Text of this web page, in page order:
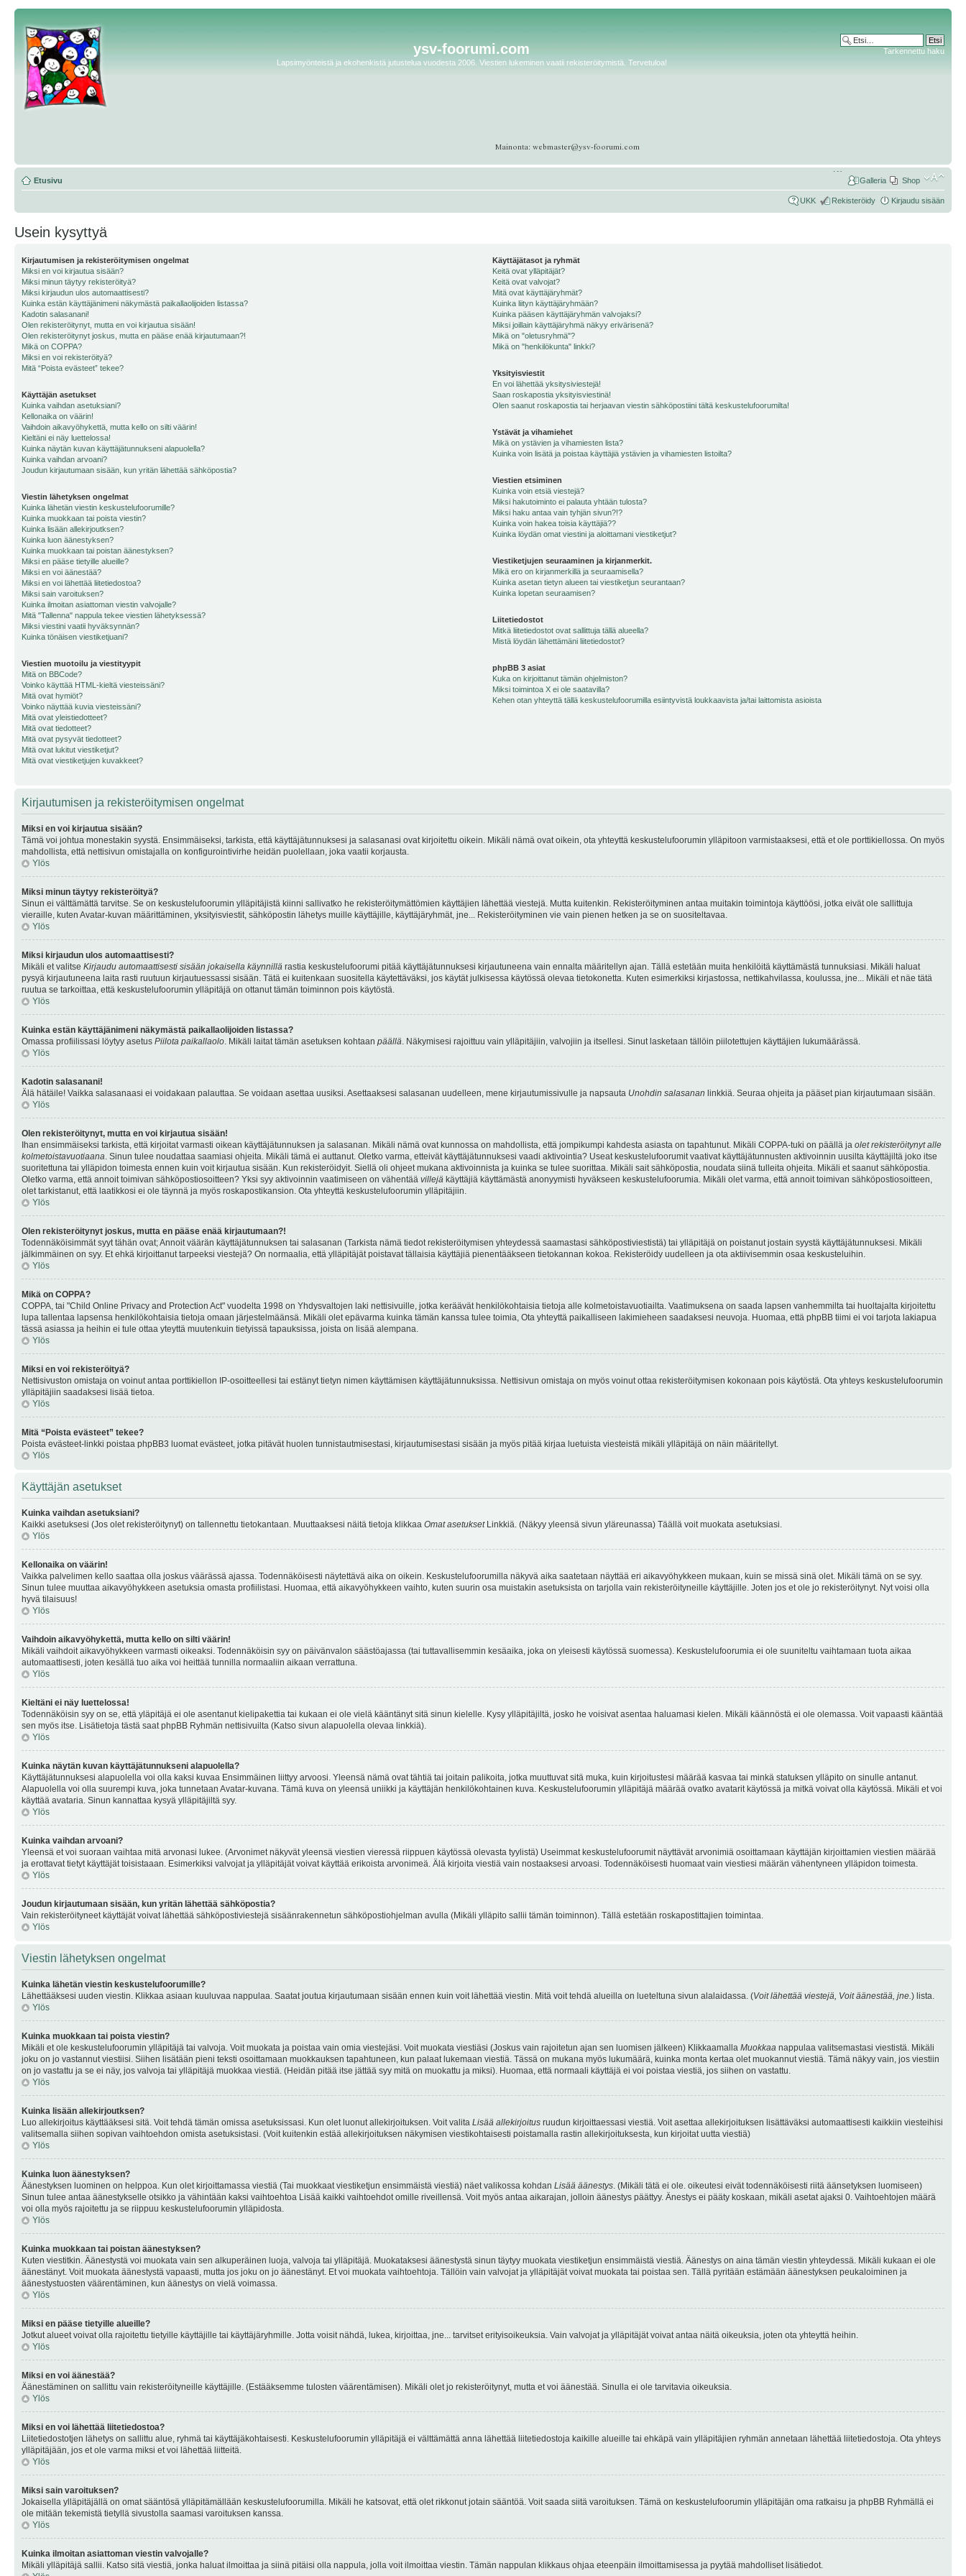
ysv-foorumi.com
Lapsimyönteistä ja ekohenkistä jutustelua vuodesta 2006. Viestien lukeminen vaatii rekisteröitymistä. Tervetuloa!
Tarkennettu haku
Etusivu Shop
Galleria
UKK Rekisteröidy Kirjaudu sisään
Usein kysyttyä
Kirjautumisen ja rekisteröitymisen ongelmat
Miksi en voi kirjautua sisään?
Miksi minun täytyy rekisteröityä?
Miksi kirjaudun ulos automaattisesti?
Kuinka estän käyttäjänimeni näkymästä paikallaolijoiden listassa?
Kadotin salasanani!
Olen rekisteröitynyt, mutta en voi kirjautua sisään!
Olen rekisteröitynyt joskus, mutta en pääse enää kirjautumaan?!
Mikä on COPPA?
Miksi en voi rekisteröityä?
Mitä “Poista evästeet” tekee?
Käyttäjän asetukset
Kuinka vaihdan asetuksiani?
Kellonaika on väärin!
Vaihdoin aikavyöhykettä, mutta kello on silti väärin!
Kieltäni ei näy luettelossa!
Kuinka näytän kuvan käyttäjätunnukseni alapuolella?
Kuinka vaihdan arvoani?
Joudun kirjautumaan sisään, kun yritän lähettää sähköpostia?
Viestin lähetyksen ongelmat
Kuinka lähetän viestin keskustelufoorumille?
Kuinka muokkaan tai poista viestin?
Kuinka lisään allekirjoutksen?
Kuinka luon äänestyksen?
Kuinka muokkaan tai poistan äänestyksen?
Miksi en pääse tietyille alueille?
Miksi en voi äänestää?
Miksi en voi lähettää liitetiedostoa?
Miksi sain varoituksen?
Kuinka ilmoitan asiattoman viestin valvojalle?
Mitä "Tallenna" nappula tekee viestien lähetyksessä?
Miksi viestini vaatii hyväksynnän?
Kuinka tönäisen viestiketjuani?
Viestien muotoilu ja viestityypit
Mitä on BBCode?
Voinko käyttää HTML-kieltä viesteissäni?
Mitä ovat hymiöt?
Voinko näyttää kuvia viesteissäni?
Mitä ovat yleistiedotteet?
Mitä ovat tiedotteet?
Mitä ovat pysyvät tiedotteet?
Mitä ovat lukitut viestiketjut?
Mitä ovat viestiketjujen kuvakkeet?
Käyttäjätasot ja ryhmät
Keitä ovat ylläpitäjät?
Keitä ovat valvojat?
Mitä ovat käyttäjäryhmät?
Kuinka liityn käyttäjäryhmään?
Kuinka pääsen käyttäjäryhmän valvojaksi?
Miksi joillain käyttäjäryhmä näkyy erivärisenä?
Mikä on "oletusryhmä"?
Mikä on "henkilökunta" linkki?
Yksityisviestit
En voi lähettää yksitysiviestejä!
Saan roskapostia yksityisviestinä!
Olen saanut roskapostia tai herjaavan viestin sähköpostiini tältä keskustelufoorumilta!
Ystävät ja vihamiehet
Mikä on ystävien ja vihamiesten lista?
Kuinka voin lisätä ja poistaa käyttäjiä ystävien ja vihamiesten listoilta?
Viestien etsiminen
Kuinka voin etsiä viestejä?
Miksi hakutoiminto ei palauta yhtään tulosta?
Miksi haku antaa vain tyhjän sivun?!?
Kuinka voin hakea toisia käyttäjiä??
Kuinka löydän omat viestini ja aloittamani viestiketjut?
Viestiketjujen seuraaminen ja kirjanmerkit.
Mikä ero on kirjanmerkillä ja seuraamisella?
Kuinka asetan tietyn alueen tai viestiketjun seurantaan?
Kuinka lopetan seuraamisen?
Liitetiedostot
Mitkä liitetiedostot ovat sallittuja tällä alueella?
Mistä löydän lähettämäni liitetiedostot?
phpBB 3 asiat
Kuka on kirjoittanut tämän ohjelmiston?
Miksi toimintoa X ei ole saatavilla?
Kehen otan yhteyttä tällä keskustelufoorumilla esiintyvistä loukkaavista ja/tai laittomista asioista
Kirjautumisen ja rekisteröitymisen ongelmat
Miksi en voi kirjautua sisään?
Tämä voi johtua monestakin syystä. Ensimmäiseksi, tarkista, että käyttäjätunnuksesi ja salasanasi ovat kirjoitettu oikein. Mikäli nämä ovat oikein, ota yhteyttä keskustelufoorumin ylläpitoon varmistaaksesi, että et ole porttikiellossa. On myös
mahdollista, että nettisivun omistajalla on konfigurointivirhe heidän puolellaan, joka vaatii korjausta.
Ylös
Miksi minun täytyy rekisteröityä?
Sinun ei välttämättä tarvitse. Se on keskustelufoorumin ylläpitäjistä kiinni sallivatko he rekisteröitymättömien käyttäjien lähettää viestejä. Mutta kuitenkin. Rekisteröityminen antaa muitakin toimintoja käyttöösi, jotka eivät ole sallittuja
vieraille, kuten Avatar-kuvan määrittäminen, yksityisviestit, sähköpostin lähetys muille käyttäjille, käyttäjäryhmät, jne... Rekisteröityminen vie vain pienen hetken ja se on suositeltavaa.
Ylös
Miksi kirjaudun ulos automaattisesti?
Mikäli et valitse Kirjaudu automaattisesti sisään jokaisella käynnillä rastia keskustelufoorumi pitää käyttäjätunnuksesi kirjautuneena vain ennalta määritellyn ajan. Tällä estetään muita henkilöitä käyttämästä tunnuksiasi. Mikäli haluat
pysyä kirjautuneena laita rasti ruutuun kirjautuessassi sisään. Tätä ei kuitenkaan suositella käytettäväksi, jos käytät julkisessa käytössä olevaa tietokonetta. Kuten esimerkiksi kirjastossa, nettikahvilassa, koulussa, jne... Mikäli et näe tätä
ruutua se tarkoittaa, että keskustelufoorumin ylläpitäjä on ottanut tämän toiminnon pois käytöstä.
Ylös
Kuinka estän käyttäjänimeni näkymästä paikallaolijoiden listassa?
Omassa profiilissasi löytyy asetus Piilota paikallaolo. Mikäli laitat tämän asetuksen kohtaan päällä. Näkymisesi rajoittuu vain ylläpitäjiin, valvojiin ja itsellesi. Sinut lasketaan tällöin piilotettujen käyttäjien lukumäärässä.
Ylös
Kadotin salasanani!
Älä hätäile! Vaikka salasanaasi ei voidakaan palauttaa. Se voidaan asettaa uusiksi. Asettaaksesi salasanan uudelleen, mene kirjautumissivulle ja napsauta Unohdin salasanan linkkiä. Seuraa ohjeita ja pääset pian kirjautumaan sisään.
Ylös
Olen rekisteröitynyt, mutta en voi kirjautua sisään!
Ihan ensimmäiseksi tarkista, että kirjoitat varmasti oikean käyttäjätunnuksen ja salasanan. Mikäli nämä ovat kunnossa on mahdollista, että jompikumpi kahdesta asiasta on tapahtunut. Mikäli COPPA-tuki on päällä ja olet rekisteröitynyt alle
kolmetoistavuotiaana. Sinun tulee noudattaa saamiasi ohjeita. Mikäli tämä ei auttanut. Oletko varma, etteivät käyttäjätunnuksesi vaadi aktivointia? Useat keskustelufoorumit vaativat käyttäjätunnusten aktivoinnin uusilta käyttäjiltä joko itse
suoritettuna tai ylläpidon toimesta ennen kuin voit kirjautua sisään. Kun rekisteröidyit. Siellä oli ohjeet mukana aktivoinnista ja kuinka se tulee suorittaa. Mikäli sait sähköpostia, noudata siinä tulleita ohjeita. Mikäli et saanut sähköpostia.
Oletko varma, että annoit toimivan sähköpostiosoitteen? Yksi syy aktivoinnin vaatimiseen on vähentää villejä käyttäjiä käyttämästä anonyymisti hyväkseen keskustelufoorumia. Mikäli olet varma, että annoit toimivan sähköpostiosoitteen,
olet tarkistanut, että laatikkosi ei ole täynnä ja myös roskapostikansion. Ota yhteyttä keskustelufoorumin ylläpitäjiin.
Ylös
Olen rekisteröitynyt joskus, mutta en pääse enää kirjautumaan?!
Todennäköisimmät syyt tähän ovat; Annoit väärän käyttäjätunnuksen tai salasanan (Tarkista nämä tiedot rekisteröitymisen yhteydessä saamastasi sähköpostiviestistä) tai ylläpitäjä on poistanut jostain syystä käyttäjätunnuksesi. Mikäli
jälkimmäinen on syy. Et ehkä kirjoittanut tarpeeksi viestejä? On normaalia, että ylläpitäjät poistavat tällaisia käyttäjiä pienentääkseen tietokannan kokoa. Rekisteröidy uudelleen ja ota aktiivisemmin osaa keskusteluihin.
Ylös
Mikä on COPPA?
COPPA, tai "Child Online Privacy and Protection Act" vuodelta 1998 on Yhdysvaltojen laki nettisivuille, jotka keräävät henkilökohtaisia tietoja alle kolmetoistavuotiailta. Vaatimuksena on saada lapsen vanhemmilta tai huoltajalta kirjoitettu
lupa tallentaa lapsensa henkilökohtaisia tietoja omaan järjestelmäänsä. Mikäli olet epävarma kuinka tämän kanssa tulee toimia, Ota yhteyttä paikalliseen lakimieheen saadaksesi neuvoja. Huomaa, että phpBB tiimi ei voi tarjota lakiapua
tässä asiassa ja heihin ei tule ottaa yteyttä muutenkuin tietyissä tapauksissa, joista on lisää alempana.
Ylös
Miksi en voi rekisteröityä?
Nettisivuston omistaja on voinut antaa porttikiellon IP-osoitteellesi tai estänyt tietyn nimen käyttämisen käyttäjätunnuksissa. Nettisivun omistaja on myös voinut ottaa rekisteröitymisen kokonaan pois käytöstä. Ota yhteys keskustelufoorumin
ylläpitäjiin saadaksesi lisää tietoa.
Ylös
Mitä “Poista evästeet” tekee?
Poista evästeet-linkki poistaa phpBB3 luomat evästeet, jotka pitävät huolen tunnistautmisestasi, kirjautumisestasi sisään ja myös pitää kirjaa luetuista viesteistä mikäli ylläpitäjä on näin määritellyt.
Ylös
Käyttäjän asetukset
Kuinka vaihdan asetuksiani?
Kaikki asetuksesi (Jos olet rekisteröitynyt) on tallennettu tietokantaan. Muuttaaksesi näitä tietoja klikkaa Omat asetuksetLinkkiä. (Näkyy yleensä sivun yläreunassa) Täällä voit muokata asetuksiasi.
Ylös
Kellonaika on väärin!
Vaikka palvelimen kello saattaa olla joskus väärässä ajassa. Todennäköisesti näytettävä aika on oikein. Keskustelufoorumilla näkyvä aika saatetaan näyttää eri aikavyöhykkeen mukaan, kuin se missä sinä olet. Mikäli tämä on se syy.
Sinun tulee muuttaa aikavyöhykkeen asetuksia omasta profiilistasi. Huomaa, että aikavyöhykkeen vaihto, kuten suurin osa muistakin asetuksista on tarjolla vain rekisteröityneille käyttäjille. Joten jos et ole jo rekisteröitynyt. Nyt voisi olla
hyvä tilaisuus!
Ylös
Vaihdoin aikavyöhykettä, mutta kello on silti väärin!
Mikäli vaihdoit aikavyöhykkeen varmasti oikeaksi. Todennäköisin syy on päivänvalon säästöajassa (tai tuttavallisemmin kesäaika, joka on yleisesti käytössä suomessa). Keskustelufoorumia ei ole suuniteltu vaihtamaan tuota aikaa
automaattisesti, joten kesällä tuo aika voi heittää tunnilla normaaliin aikaan verrattuna.
Ylös
Kieltäni ei näy luettelossa!
Todennäköisin syy on se, että yläpitäjä ei ole asentanut kielipakettia tai kukaan ei ole vielä kääntänyt sitä sinun kielelle. Kysy ylläpitäjiltä, josko he voisivat asentaa haluamasi kielen. Mikäli käännöstä ei ole olemassa. Voit vapaasti kääntää
sen myös itse. Lisätietoja tästä saat phpBB Ryhmän nettisivuilta (Katso sivun alapuolella olevaa linkkiä).
Ylös
Kuinka näytän kuvan käyttäjätunnukseni alapuolella?
Käyttäjätunnuksesi alapuolella voi olla kaksi kuvaa Ensimmäinen liittyy arvoosi. Yleensä nämä ovat tähtiä tai joitain palikoita, jotka muuttuvat sitä muka, kuin kirjoitustesi määrää kasvaa tai minkä statuksen ylläpito on sinulle antanut.
Alapuolella voi olla suurempi kuva, joka tunnetaan Avatar-kuvana. Tämä kuva on yleensä uniikki ja käyttäjän henkilökohtainen kuva. Keskustelufoorumin ylläpitäjä määrää ovatko avatarit käytössä ja mitkä voivat olla käytössä. Mikäli et voi
käyttää avataria. Sinun kannattaa kysyä ylläpitäjiltä syy.
Ylös
Kuinka vaihdan arvoani?
Yleensä et voi suoraan vaihtaa mitä arvonasi lukee. (Arvonimet näkyvät yleensä viestien vieressä riippuen käytössä olevasta tyylistä) Useimmat keskustelufoorumit näyttävät arvonimiä osoittamaan käyttäjän kirjoittamien viestien määrää
ja erottavat tietyt käyttäjät toisistaaan. Esimerkiksi valvojat ja ylläpitäjät voivat käyttää erikoista arvonimeä. Älä kirjoita viestiä vain nostaaksesi arvoasi. Todennäköisesti huomaat vain viestiesi määrän vähentyneen ylläpidon toimesta.
Ylös
Joudun kirjautumaan sisään, kun yritän lähettää sähköpostia?
Vain rekisteröityneet käyttäjät voivat lähettää sähköpostiviestejä sisäänrakennetun sähköpostiohjelman avulla (Mikäli ylläpito sallii tämän toiminnon). Tällä estetään roskapostittajien toimintaa.
Ylös
Viestin lähetyksen ongelmat
Kuinka lähetän viestin keskustelufoorumille?
Lähettääksesi uuden viestin. Klikkaa asiaan kuuluvaa nappulaa. Saatat joutua kirjautumaan sisään ennen kuin voit lähettää viestin. Mitä voit tehdä alueilla on lueteltuna sivun alalaidassa. (Voit lähettää viestejä, Voit äänestää, jne.) lista.
Ylös
Kuinka muokkaan tai poista viestin?
Mikäli et ole keskustelufoorumin ylläpitäjä tai valvoja. Voit muokata ja poistaa vain omia viestejäsi. Voit muokata viestiäsi (Joskus vain rajoitetun ajan sen luomisen jälkeen) Klikkaamalla Muokkaa nappulaa valitsemastasi viestistä. Mikäli
joku on jo vastannut viestiisi. Siihen lisätään pieni teksti osoittamaan muokkauksen tapahtuneen, kun palaat lukemaan viestiä. Tässä on mukana myös lukumäärä, kuinka monta kertaa olet muokannut viestiä. Tämä näkyy vain, jos viestiin
on jo vastattu ja se ei näy, jos valvoja tai ylläpitäjä muokkaa viestiä. (Heidän pitää itse jättää syy mitä on muokattu ja miksi). Huomaa, että normaali käyttäjä ei voi poistaa viestiä, jos siihen on vastattu.
Ylös
Kuinka lisään allekirjoutksen?
Luo allekirjoitus käyttääksesi sitä. Voit tehdä tämän omissa asetuksissasi. Kun olet luonut allekirjoituksen. Voit valita Lisää allekirjoitus ruudun kirjoittaessasi viestiä. Voit asettaa allekirjoituksen lisättäväksi automaattisesti kaikkiin viesteihisi
valitsemalla siihen sopivan vaihtoehdon omista asetuksistasi. (Voit kuitenkin estää allekirjoituksen näkymisen viestikohtaisesti poistamalla rastin allekirjoituksesta, kun kirjoitat uutta viestiä)
Ylös
Kuinka luon äänestyksen?
Äänestyksen luominen on helppoa. Kun olet kirjoittamassa viestiä (Tai muokkaat viestiketjun ensimmäistä viestiä) näet valikossa kohdan Lisää äänestys. (Mikäli tätä ei ole. oikeutesi eivät todennäköisesti riitä äänsetyksen luomiseen)
Sinun tulee antaa äänestykselle otsikko ja vähintään kaksi vaihtoehtoa Lisää kaikki vaihtoehdot omille riveillensä. Voit myös antaa aikarajan, jolloin äänestys päättyy. Änestys ei pääty koskaan, mikäli asetat ajaksi 0. Vaihtoehtojen määrä
voi olla myös rajoitettu ja se riippuu keskustelufoorumin ylläpidosta.
Ylös
Kuinka muokkaan tai poistan äänestyksen?
Kuten viestitkin. Äänestystä voi muokata vain sen alkuperäinen luoja, valvoja tai ylläpitäjä. Muokataksesi äänestystä sinun täytyy muokata viestiketjun ensimmäistä viestiä. Äänestys on aina tämän viestin yhteydessä. Mikäli kukaan ei ole
äänestänyt. Voit muokata äänestystä vapaasti, mutta jos joku on jo äänestänyt. Et voi muokata vaihtoehtoja. Tällöin vain valvojat ja ylläpitäjät voivat muokata tai poistaa sen. Tällä pyritään estämään äänestyksen peukaloiminen ja
äänestystuosten väärentäminen, kun äänestys on vielä voimassa.
Ylös
Miksi en pääse tietyille alueille?
Jotkut alueet voivat olla rajoitettu tietyille käyttäjille tai käyttäjäryhmille. Jotta voisit nähdä, lukea, kirjoittaa, jne... tarvitset erityisoikeuksia. Vain valvojat ja ylläpitäjät voivat antaa näitä oikeuksia, joten ota yhteyttä heihin.
Ylös
Miksi en voi äänestää?
Äänestäminen on sallittu vain rekisteröityneille käyttäjille. (Estääksemme tulosten väärentämisen). Mikäli olet jo rekisteröitynyt, mutta et voi äänestää. Sinulla ei ole tarvitavia oikeuksia.
Ylös
Miksi en voi lähettää liitetiedostoa?
Liitetiedostotjen lähetys on sallittu alue, ryhmä tai käyttäjäkohtaisesti. Keskustelufoorumin ylläpitäjä ei välttämättä anna lähettää liitetiedostoja kaikille alueille tai ehkäpä vain ylläpitäjien ryhmän annetaan lähettää liitetiedostoja. Ota yhteys
ylläpitäjään, jos et ole varma miksi et voi lähettää liitteitä.
Ylös
Miksi sain varoituksen?
Jokaisella ylläpitäjällä on omat sääntösä ylläpitämällään keskustelufoorumilla. Mikäli he katsovat, että olet rikkonut jotain sääntöä. Voit saada siitä varoituksen. Tämä on keskustelufoorumin ylläpitäjän oma ratkaisu ja phpBB Ryhmällä ei
ole mitään tekemistä tietyllä sivustolla saamasi varoituksen kanssa.
Ylös
Kuinka ilmoitan asiattoman viestin valvojalle?
Mikäli ylläpitäjä sallii. Katso sitä viestiä, jonka haluat ilmoittaa ja siinä pitäisi olla nappula, jolla voit ilmoittaa viestin. Tämän nappulan klikkaus ohjaa eteenpäin ilmoittamisessa ja pyytää mahdolliset lisätiedot.